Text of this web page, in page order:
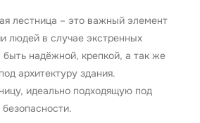
лестница – это важный элемент
людей в случае экстренных
надёжной, крепкой, а так же
архитектуру здания.
идеально подходящую под